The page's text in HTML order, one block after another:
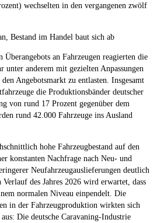
wechselten in den vergangenen zwölf
Bestand im Handel baut sich ab
Überangebots an Fahrzeugen reagierten die
unter anderem mit gezielten Anpassungen
Angebotsmarkt zu entlasten. Insgesamt
die Produktionsbänder deutscher
von rund 17 Prozent gegenüber dem
rund 42.000 Fahrzeuge ins Ausland
hohe Fahrzeugbestand auf den
konstanten Nachfrage nach Neu- und
Neufahrzeugauslieferungen deutlich
des Jahres 2026 wird erwartet, dass
normalen Niveau einpendelt. Die
in der Fahrzeugproduktion wirkten sich
Die deutsche Caravaning-Industrie